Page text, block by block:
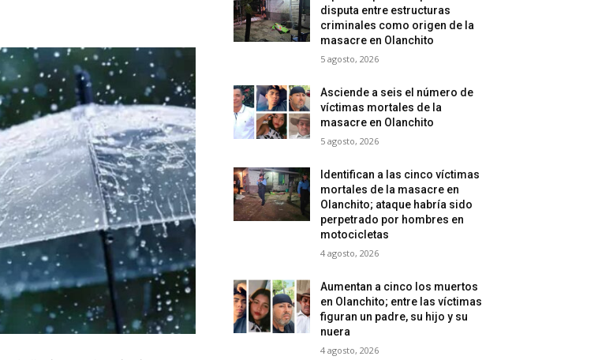
disputa entre estructuras
criminales como origen de la
masacre en Olanchito
5 agosto, 2026
Asciende a seis el número de
víctimas mortales de la
masacre en Olanchito
5 agosto, 2026
Identifican a las cinco víctimas
mortales de la masacre en
Olanchito; ataque habría sido
perpetrado por hombres en
motocicletas
4 agosto, 2026
Aumentan a cinco los muertos
en Olanchito; entre las víctimas
figuran un padre, su hijo y su
nuera
4 agosto, 2026